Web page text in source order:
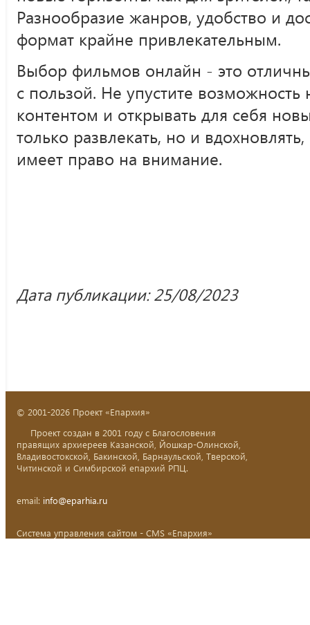
Разнообразие жанров, удобство и
формат крайне привлекательным.
Выбор фильмов онлайн - это
с пользой. Не упустите возможность
контентом и открывать для себя
только развлекать, но и
имеет право на внимание.
Дата публикации: 25/08/2023
© 2001-2026 Проект «Епархия»
Проект создан в 2001 году с Благословения
правящих архиереев Казанской, Йошкар-Олинской,
Владивостокской, Бакинской, Барнаульской, Тверской,
Читинской и Симбирской епархий РПЦ.
email: info@eparhia.ru
Система управления сайтом - CMS «Епархия»